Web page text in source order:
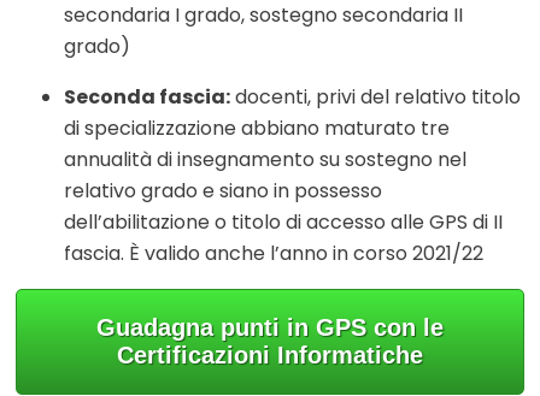
secondaria I grado, sostegno secondaria II
grado)
Seconda fascia:docenti, privi del relativo titolo
di specializzazione abbiano maturato tre
annualità di insegnamento su sostegno nel
relativo grado e siano in possesso
dell’abilitazione o titolo di accesso alle GPS di II
fascia. È valido anche l’anno in corso 2021/22
Guadagna punti in GPS con le
Certificazioni Informatiche